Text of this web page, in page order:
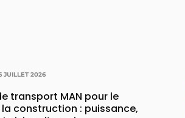
JUILLET 2026
transport MAN pour le
construction : puissance,